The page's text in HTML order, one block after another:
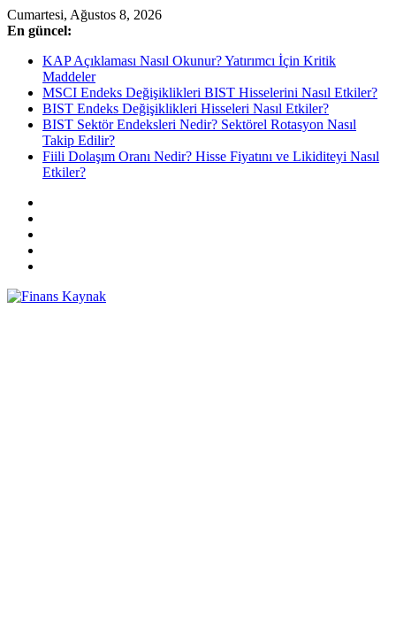
Skip
to
Cumartesi, Ağustos 8, 2026
En güncel:
KAP Açıklaması Nasıl Okunur? Yatırımcı İçin Kritik
Maddeler
MSCI Endeks Değişiklikleri BIST Hisselerini Nasıl Etkiler?
BIST Endeks Değişiklikleri Hisseleri Nasıl Etkiler?
BIST Sektör Endeksleri Nedir? Sektörel Rotasyon Nasıl
Takip Edilir?
Fiili Dolaşım Oranı Nedir? Hisse Fiyatını ve Likiditeyi Nasıl
Etkiler?